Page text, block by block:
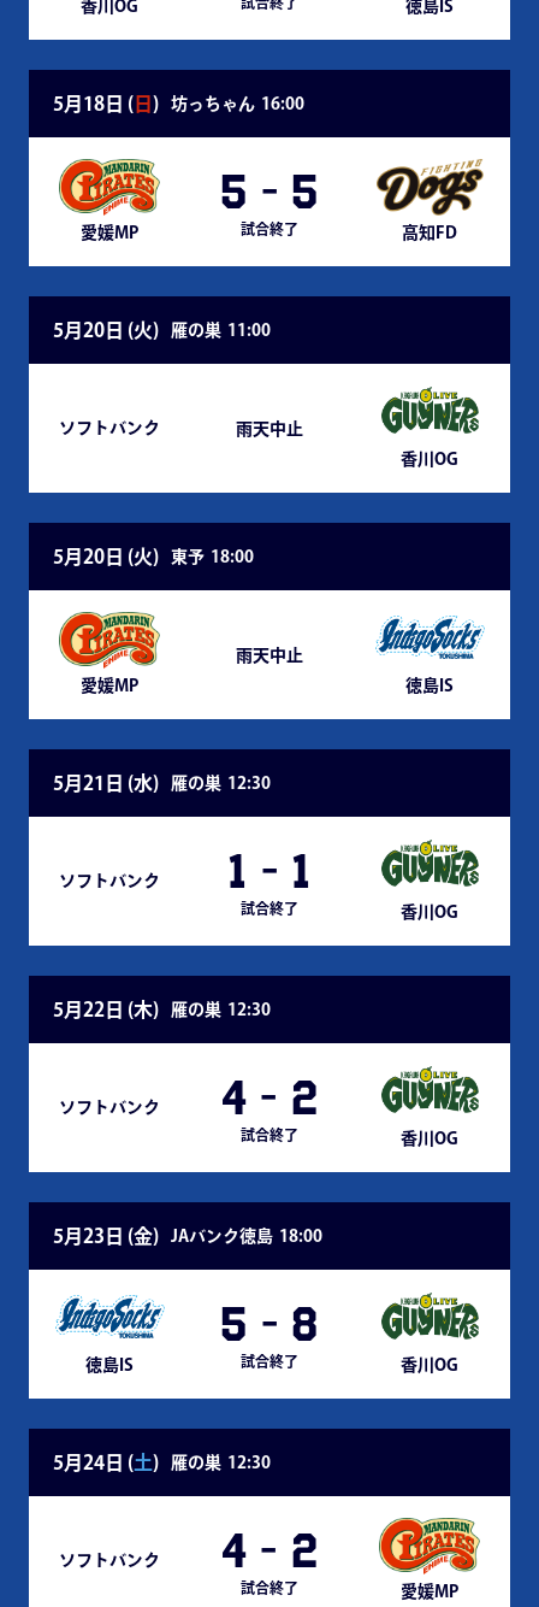
香川OG 徳島IS
5月18日 ( 日 ) 坊っちゃん 16:00
愛媛MP
5 - 5
試合終了 高知FD
5月20日 (火) 雁の巣 11:00
ソフトバンク
雨天中止
香川OG
5月20日 (火) 東予 18:00
愛媛MP
雨天中止
徳島IS
5月21日 (水) 雁の巣 12:30
ソフトバンク 1 - 1
試合終了 香川OG
5月22日 (木) 雁の巣 12:30
ソフトバンク 4 - 2
試合終了 香川OG
5月23日 (金) JAバンク徳島 18:00
徳島IS
5 - 8
試合終了 香川OG
5月24日 (土) 雁の巣 12:30
ソフトバンク 4 - 2
試合終了 愛媛MP